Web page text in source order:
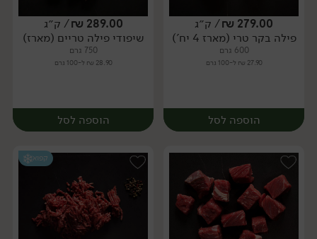
מארז מארז
279.00
₪/ ק״ג
פילה בקר טרי (מארז 4 יח')
600 גרם
27.90 ₪ ל-100 גרם
הוספה לסל
289.00
₪/ ק״ג
שיפודי פילה טריים (מארז)
750 גרם
28.90 ₪ ל-100 גרם
הוספה לסל
קפוא